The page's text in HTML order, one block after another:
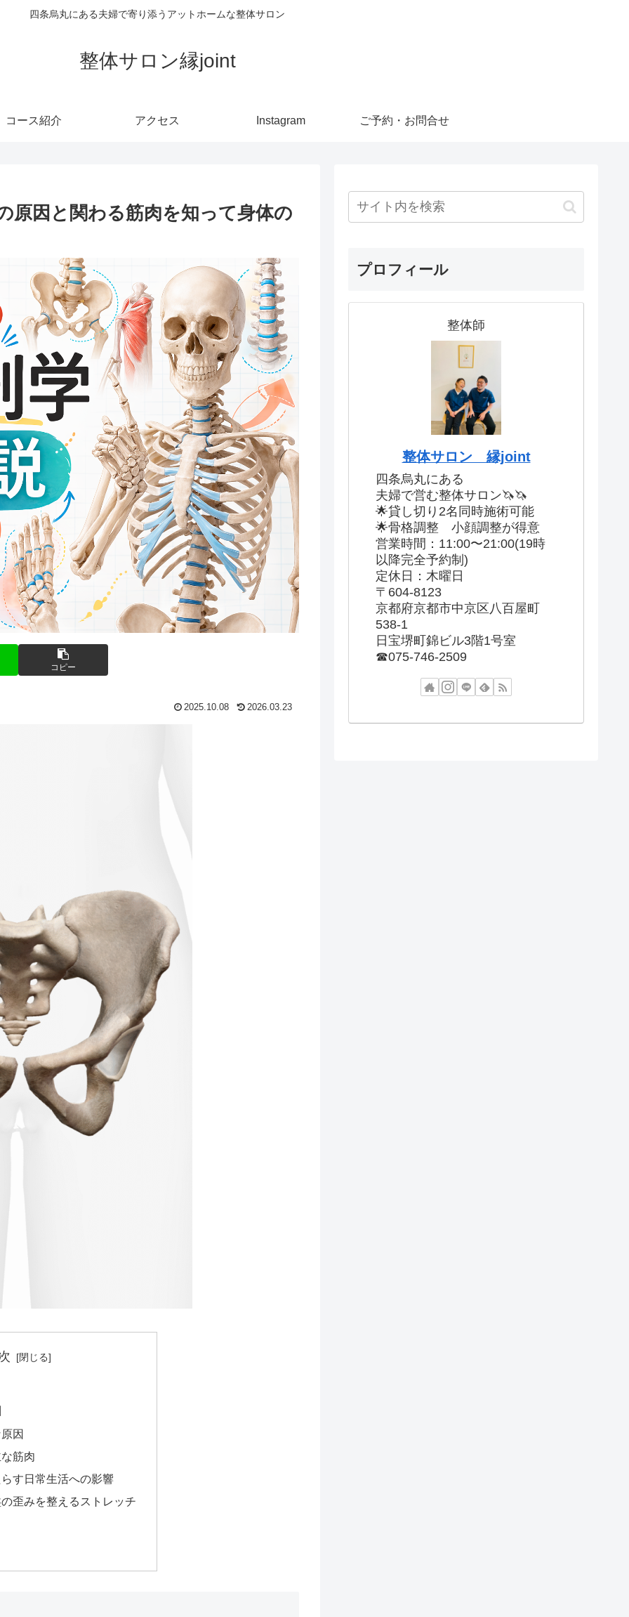
四条烏丸にある夫婦で寄り添うアットホームな整体サロン
整体サロン縁joint
コース紹介 アクセス Instagram ご予約・お問合せ
原因と関わる筋肉を知って身体の
コピー
2025.10.08 2026.03.23
因
筋肉
す日常生活への影響
歪みを整えるストレッチ
プロフィール
整体師
整体サロン 縁joint
四条烏丸にある
夫婦で営む整体サロン🦄🦄
🌟貸し切り2名同時施術可能
🌟骨格調整 小顔調整が得意
営業時間：11:00〜21:00(19時
以降完全予約制)
定休日：木曜日
〒604-8123
京都府京都市中京区八百屋町
538-1
日宝堺町錦ビル3階1号室
☎︎075-746-2509